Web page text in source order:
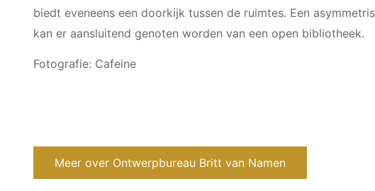
biedt eveneens een doorkijk tussen de ruimtes. Een
kan er aansluitend genoten worden van een open bibliotheek.
Fotografie: Cafeine
Meer over Ontwerpbureau Britt van Namen